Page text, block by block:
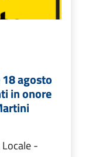
agosto
in onore
-